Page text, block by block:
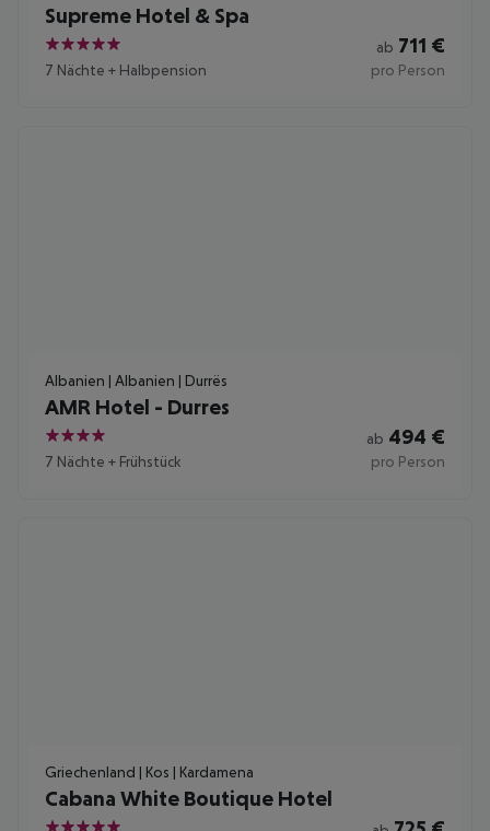
Supreme Hotel & Spa
5
7 Nächte + Halbpension
ab 711 €
pro Person
Albanien | Albanien | Durrës
AMR Hotel - Durres
4
7 Nächte + Frühstück
ab 494 €
pro Person
Griechenland | Kos | Kardamena
Cabana White Boutique Hotel